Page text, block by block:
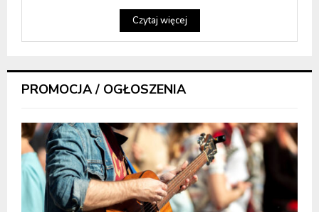
Czytaj więcej
PROMOCJA / OGŁOSZENIA